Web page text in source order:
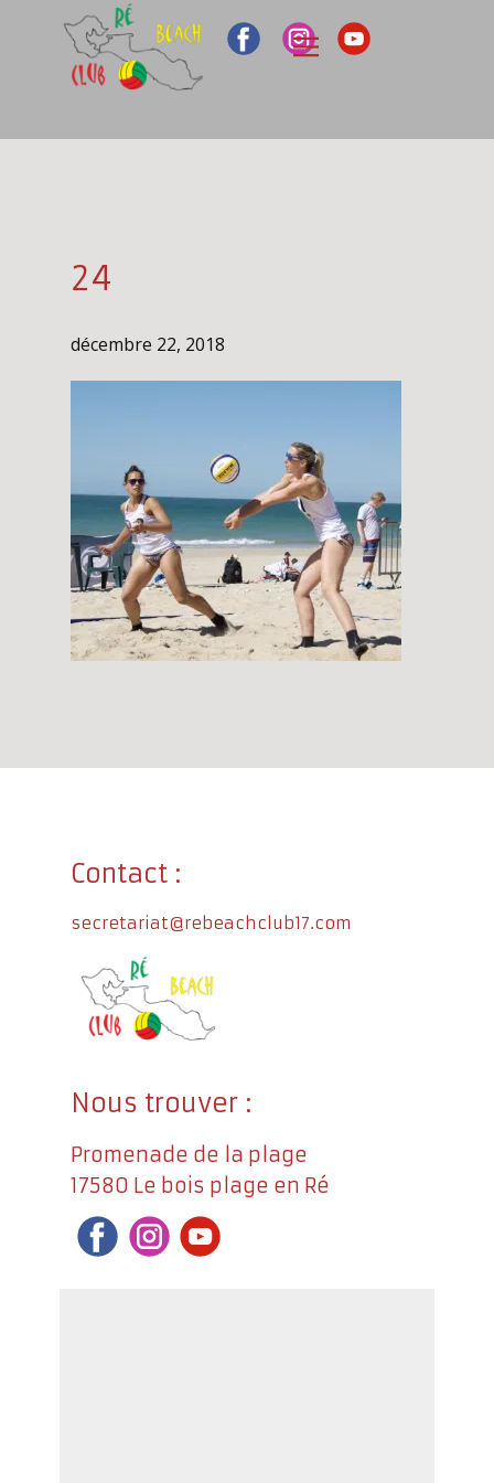
24
décembre 22, 2018
Contact :
secretariat@rebeachclub17.com
Nous trouver :
Promenade de la plage
17580 Le bois plage en Ré